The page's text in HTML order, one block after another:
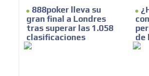
888poker lleva su
gran final a Londres
tras superar las 1.058
clasificaciones
de